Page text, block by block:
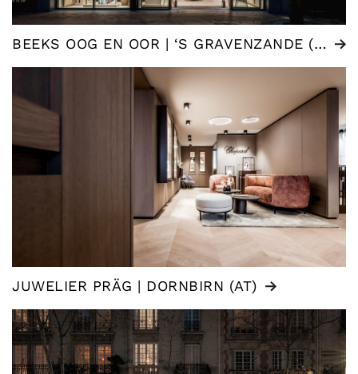
BEEKS OOG EN OOR | ‘S GRAVENZANDE (NL)
JUWELIER PRÄG | DORNBIRN (AT)